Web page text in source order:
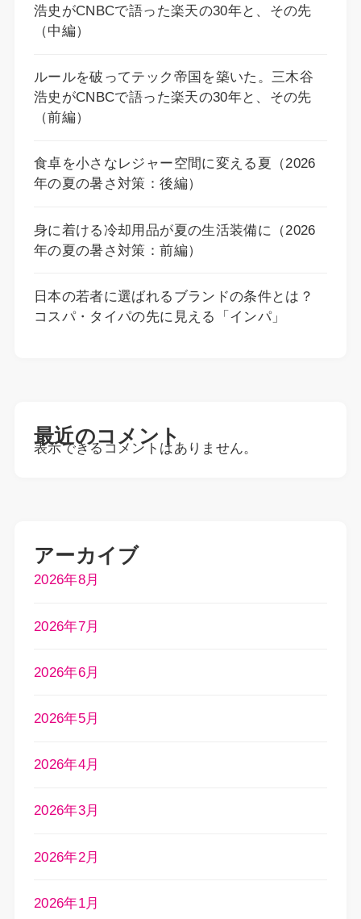
浩史がCNBCで語った楽天の30年と、その先
（中編）
ルールを破ってテック帝国を築いた。三木谷
浩史がCNBCで語った楽天の30年と、その先
（前編）
食卓を小さなレジャー空間に変える夏（2026
年の夏の暑さ対策：後編）
身に着ける冷却用品が夏の生活装備に（2026
年の夏の暑さ対策：前編）
日本の若者に選ばれるブランドの条件とは？
コスパ・タイパの先に見える「インパ」
最近のコメント
表示できるコメントはありません。
アーカイブ
2026年8月
2026年7月
2026年6月
2026年5月
2026年4月
2026年3月
2026年2月
2026年1月